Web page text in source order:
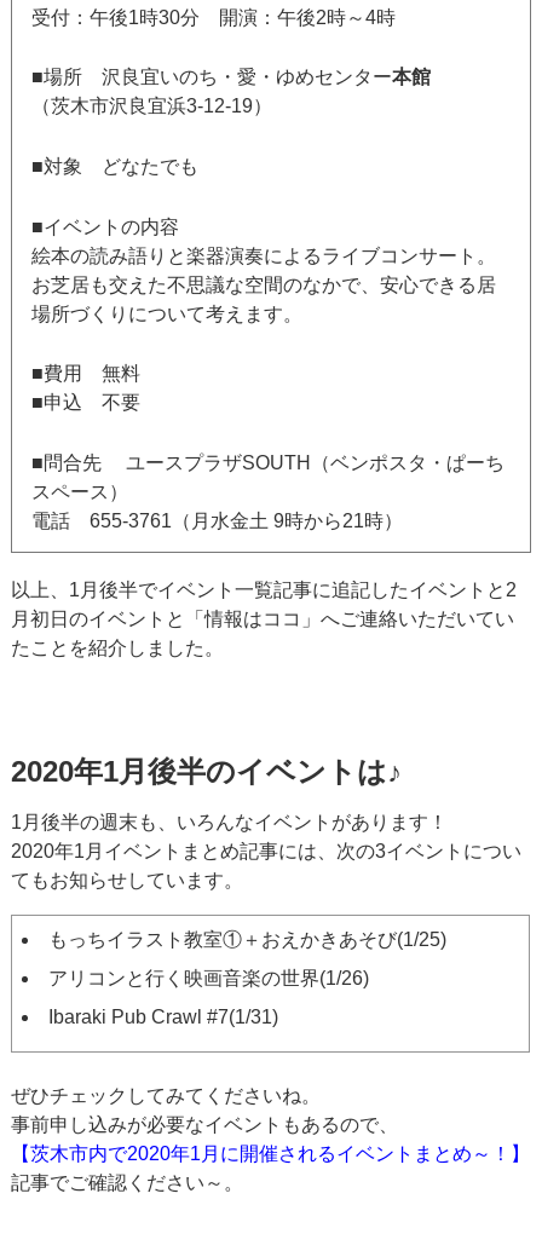
受付：午後1時30分 開演：午後2時～4時
■場所 沢良宜いのち・愛・ゆめセンター本館
（茨木市沢良宜浜3-12-19）
■対象 どなたでも
■イベントの内容
絵本の読み語りと楽器演奏によるライブコンサート。
お芝居も交えた不思議な空間のなかで、安心できる居
場所づくりについて考えます。
■費用 無料
■申込 不要
■問合先 ユースプラザSOUTH（ベンポスタ・ぱーち
スペース）
電話 655-3761（月水金土 9時から21時）
以上、1月後半でイベント一覧記事に追記したイベントと2
月初日のイベントと「情報はココ」へご連絡いただいてい
たことを紹介しました。
2020年1月後半のイベントは♪
1月後半の週末も、いろんなイベントがあります！
2020年1月イベントまとめ記事には、次の3イベントについ
てもお知らせしています。
もっちイラスト教室①＋おえかきあそび(1/25)
アリコンと行く映画音楽の世界(1/26)
Ibaraki Pub Crawl #7(1/31)
ぜひチェックしてみてくださいね。
事前申し込みが必要なイベントもあるので、
【茨木市内で2020年1月に開催されるイベントまとめ～！】
記事でご確認ください～。